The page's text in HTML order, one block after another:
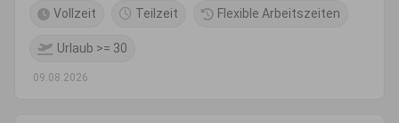
Vollzeit Teilzeit Flexible Arbeitszeiten
Urlaub >= 30
09.08.2026